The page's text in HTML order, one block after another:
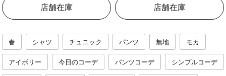
店舗在庫 店舗在庫
春 シャツ チュニック パンツ 無地 モカ
アイボリー 今日のコーデ パンツコーデ シンプルコーデ